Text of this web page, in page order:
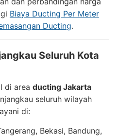
Biaya Ducting Per Meter
Ducting.
Seluruh Kota
di area ducting Jakarta
seluruh wilayah
di:
Bekasi, Bandung,